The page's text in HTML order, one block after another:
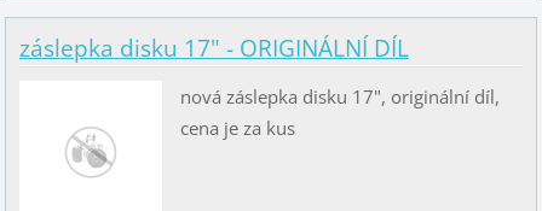
záslepka disku 17" - ORIGINÁLNÍ DÍL
nová záslepka disku 17", originální díl,
cena je za kus